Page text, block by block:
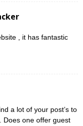
, it has fantastic
a lot of your post’s to
Does one offer guest